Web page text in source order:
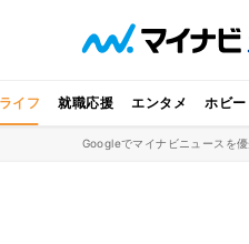
イフ 就職応援 エンタメ ホビー
Googleでマイナビニュースを